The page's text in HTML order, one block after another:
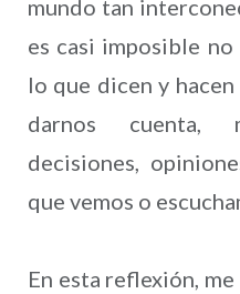
mundo tan
es casi imposible
lo que dicen y hacen
darnos cuenta,
decisiones,
que vemos o
En esta reflexión,